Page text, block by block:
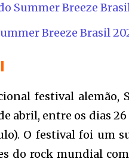
Summer Breeze
Breeze Brasil
festival alemão,
abril, entre os dias 26
O festival foi um
do rock mundial